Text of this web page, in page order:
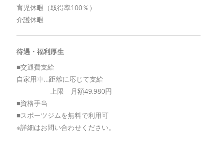
育児休暇（取得率100％）
介護休暇
待遇・福利厚生
■交通費支給
自家用車…距離に応じて支給
上限 月額49,980円
■資格手当
■スポーツジムを無料で利用可
※詳細はお問い合わせください。